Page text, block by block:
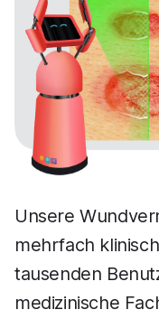
Unsere
mehrfach
tausenden
medizinische